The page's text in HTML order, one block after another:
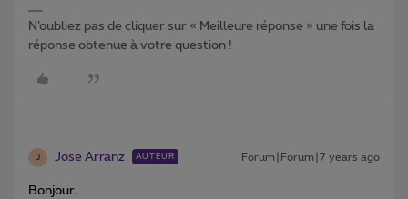
N’oubliez pas de cliquer sur « Meilleure réponse » une fois la
réponse obtenue à votre question !
Jose Arranz AUTEUR Forum|Forum|7 years ago
Bonjour,